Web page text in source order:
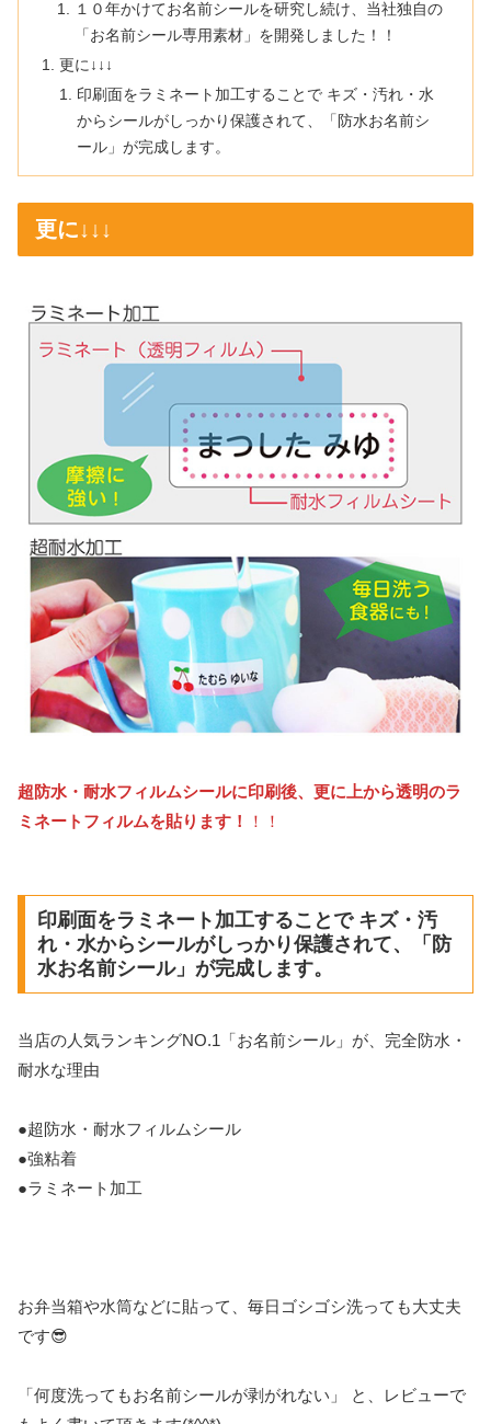
１０年かけてお名前シールを研究し続け、当社独自の
「お名前シール専用素材」を開発しました！！
更に↓↓↓
印刷面をラミネート加工することで キズ・汚れ・水
からシールがしっかり保護されて、「防水お名前シ
ール」が完成します。
更に↓↓↓
超防水・耐水フィルムシールに印刷後、更に上から透明のラ
ミネートフィルムを貼ります！
！！
印刷面をラミネート加工することで キズ・汚
れ・水からシールがしっかり保護されて、「防
水お名前シール」が完成します。
当店の人気ランキングNO.1「お名前シール」が、完全防水・
耐水な理由
●超防水・耐水フィルムシール
●強粘着
●ラミネート加工
お弁当箱や水筒などに貼って、毎日ゴシゴシ洗っても大丈夫
です😎
「何度洗ってもお名前シールが剥がれない」 と、レビューで